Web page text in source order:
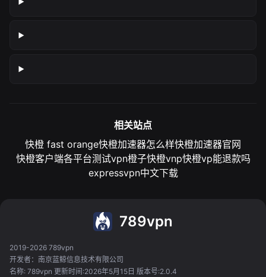
相关站点
快橙 fast orange快橙加速器怎么样快橙加速器官网
快橙客户端各平台测试vpn橙子快橙vnp快橙vp能退款吗
expressvpn中文下载
789vpn
2019-2026 789vpn
开发者：南京蓝鲸信息技术有限公司
名称: 789vpn 更新时间:2026年5月15日 版本号:2.0.4